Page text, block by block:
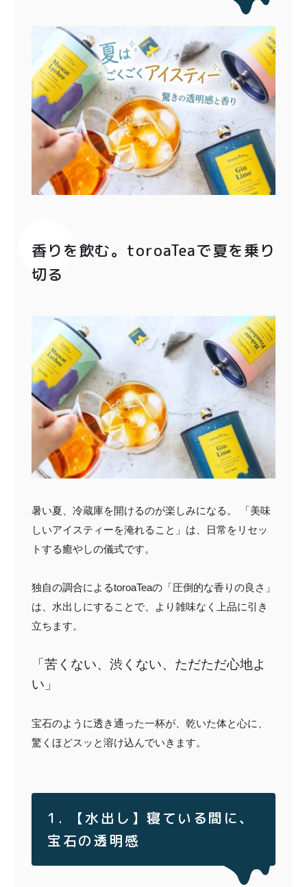
季節限定
価格別
¥2,000〜¥3,999
¥6,000〜
〜¥1,999
¥4,000〜¥5,999
TOP
会社概要
特集記事
メンバー特典
プライバシーポリシー
特定商取引法に基づく表記
香りを飲む。toroaTeaで夏を乗り
切る
暑い夏、冷蔵庫を開けるのが楽しみになる。 「美味
しいアイスティーを淹れること」は、日常をリセッ
トする癒やしの儀式です。
独自の調合によるtoroaTeaの「圧倒的な香りの良さ」
は、水出しにすることで、より雑味なく上品に引き
立ちます。
「苦くない、渋くない、ただただ心地よ
い」
宝石のように透き通った一杯が、乾いた体と心に、
驚くほどスッと溶け込んでいきます。
1. 【水出し】寝ている間に、
宝石の透明感